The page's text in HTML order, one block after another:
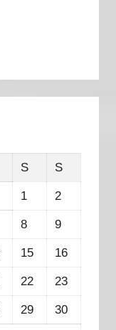
S S
1 2
8 9
15 16
22 23
29 30